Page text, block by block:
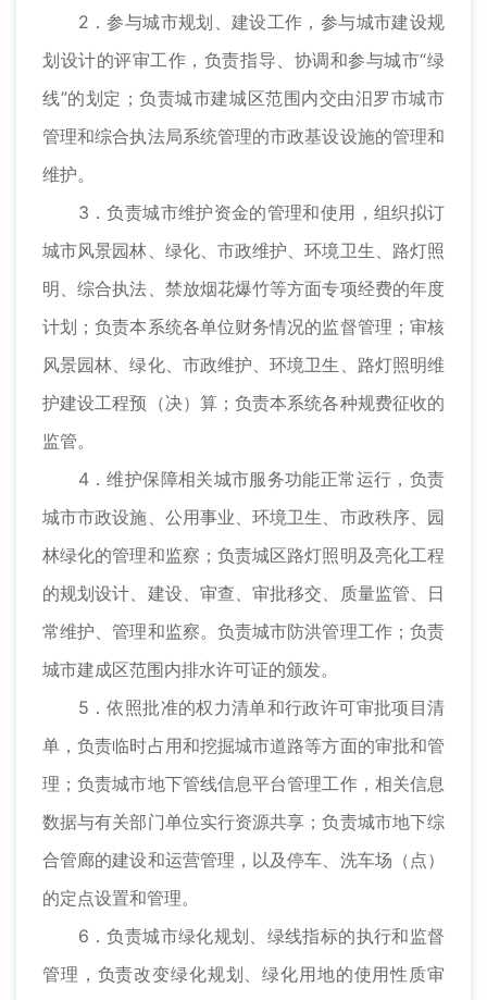
2．参与城市规划、建设工作，参与城市建设规
划设计的评审工作，负责指导、协调和参与城市“绿
线”的划定；负责城市建城区范围内交由汨罗市城市
管理和综合执法局系统管理的市政基设设施的管理和
维护。
3．负责城市维护资金的管理和使用，组织拟订
城市风景园林、绿化、市政维护、环境卫生、路灯照
明、综合执法、禁放烟花爆竹等方面专项经费的年度
计划；负责本系统各单位财务情况的监督管理；审核
风景园林、绿化、市政维护、环境卫生、路灯照明维
护建设工程预（决）算；负责本系统各种规费征收的
监管。
4．维护保障相关城市服务功能正常运行，负责
城市市政设施、公用事业、环境卫生、市政秩序、园
林绿化的管理和监察；负责城区路灯照明及亮化工程
的规划设计、建设、审查、审批移交、质量监管、日
常维护、管理和监察。负责城市防洪管理工作；负责
城市建成区范围内排水许可证的颁发。
5．依照批准的权力清单和行政许可审批项目清
单，负责临时占用和挖掘城市道路等方面的审批和管
理；负责城市地下管线信息平台管理工作，相关信息
数据与有关部门单位实行资源共享；负责城市地下综
合管廊的建设和运营管理，以及停车、洗车场（点）
的定点设置和管理。
6．负责城市绿化规划、绿线指标的执行和监督
管理，负责改变绿化规划、绿化用地的使用性质审